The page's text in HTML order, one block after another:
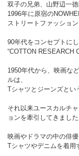
双子の兄弟、山野辺一徳
1996年に原宿の
ストリートファッショ
90年代をコンセプトに
“COTTON RESEARCH
1950年代から、映画な
ルは、
Tシャツとジーンズとい
それ以来ユースカルチ
ョンを牽引してきました
映画やドラマの中の俳
Tシャツやデニムを着用